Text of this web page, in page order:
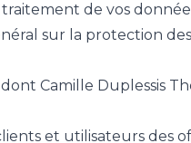
de vos
sur la protection
Camille Duplessis
et utilisateurs des